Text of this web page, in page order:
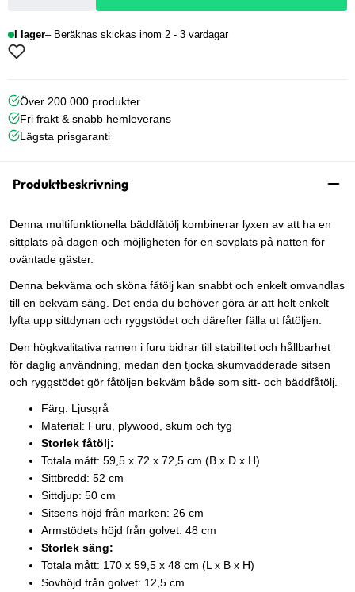
I lager Beräknas skickas inom 2 - 3 vardagar
Över 200 000 produkter
Fri frakt & snabb hemleverans
Lägsta prisgaranti
Produktbeskrivning
Denna multifunktionella bäddfåtölj kombinerar lyxen av att ha en
sittplats på dagen och möjligheten för en sovplats på natten för
oväntade gäster.
Denna bekväma och sköna fåtölj kan snabbt och enkelt omvandlas
till en bekväm säng. Det enda du behöver göra är att helt enkelt
lyfta upp sittdynan och ryggstödet och därefter fälla ut fåtöljen.
Den högkvalitativa ramen i furu bidrar till stabilitet och hållbarhet
för daglig användning, medan den tjocka skumvadderade sitsen
och ryggstödet gör fåtöljen bekväm både som sitt- och bäddfåtölj.
Färg: Ljusgrå
Material: Furu, plywood, skum och tyg
Storlek fåtölj:
Totala mått: 59,5 x 72 x 72,5 cm (B x D x H)
Sittbredd: 52 cm
Sittdjup: 50 cm
Sitsens höjd från marken: 26 cm
Armstödets höjd från golvet: 48 cm
Storlek säng:
Totala mått: 170 x 59,5 x 48 cm (L x B x H)
Sovhöjd från golvet: 12,5 cm